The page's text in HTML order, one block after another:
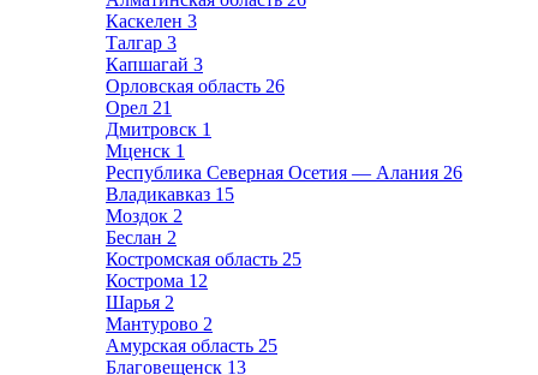
Каскелен 3
Талгар 3
Капшагай 3
Орловская область 26
Орел 21
Дмитровск 1
Мценск 1
Республика Северная Осетия — Алания 26
Владикавказ 15
Моздок 2
Беслан 2
Костромская область 25
Кострома 12
Шарья 2
Мантурово 2
Амурская область 25
Благовещенск 13